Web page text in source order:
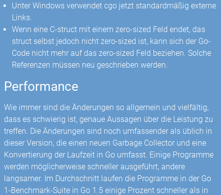
Unter Windows verwendet cgo jetzt standardmäßig externe
Links.
Wenn eine C-struct mit einem zero-sized Feld endet, das
struct selbst jedoch nicht zero-sized ist, kann sich der Go-
Code nicht mehr auf das zero-sized Feld beziehen. Solche
Referenzen müssen neu geschrieben werden.
Performance
Wie immer sind die Änderungen so allgemein und vielfältig,
dass es schwierig ist, genaue Aussagen über die Leistung zu
treffen. Die Änderungen sind noch umfassender als üblich in
dieser Version, die einen neuen Garbage Collector und eine
Konvertierung der Laufzeit in Go umfasst. Einige Programme
werden möglicherweise schneller ausgeführt, andere
langsamer. Im Durchschnitt laufen die Programme in der Go
1-Benchmark-Suite in Go 1.5 einige Prozent schneller als in